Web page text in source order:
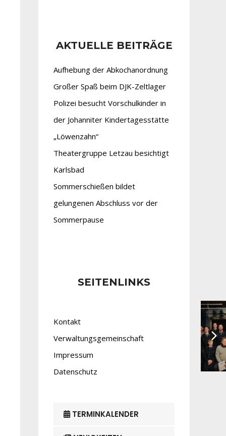
AKTUELLE BEITRÄGE
Aufhebung der Abkochanordnung
Großer Spaß beim DJK-Zeltlager
Polizei besucht Vorschulkinder in
der Johanniter Kindertagesstätte
„Löwenzahn“
Theatergruppe Letzau besichtigt
Karlsbad
Sommerschießen bildet
gelungenen Abschluss vor der
Sommerpause
SEITENLINKS
Kontakt
Verwaltungsgemeinschaft
Impressum
Datenschutz
TERMINKALENDER